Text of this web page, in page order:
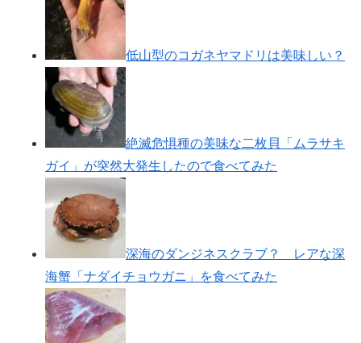
低山型のコガネヤマドリは美味しい？
絶滅危惧種の美味な二枚貝「ムラサキ
ガイ」が突然大発生したので食べてみた
深海のダンジネスクラブ？ レアな深
海蟹「ナダイチョウガニ」を食べてみた